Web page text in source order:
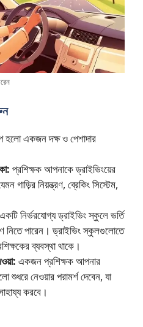
হলো একজন দক্ষ ও পেশাদার
প্রশিক্ষক আপনাকে ড্রাইভিংয়ের
গাড়ির নিয়ন্ত্রণ, ব্রেকিং সিস্টেম,
একটি নির্ভরযোগ্য ড্রাইভিং স্কুলে ভর্তি
নিতে পারেন। ড্রাইভিং স্কুলগুলোতে
ব্যবস্থা থাকে।
একজন প্রশিক্ষক আপনার
শুধরে নেওয়ার পরামর্শ দেবেন, যা
করবে।